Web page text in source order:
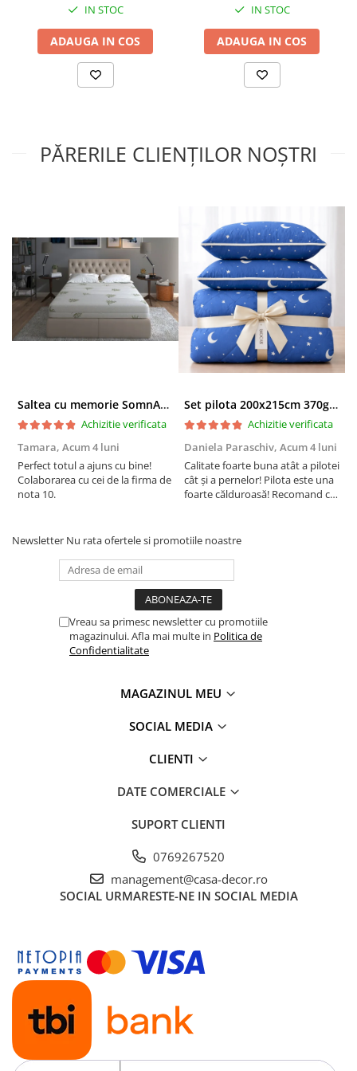
IN STOC
ADAUGA IN COS
IN STOC
ADAUGA IN COS
PĂRERILE CLIENȚILOR NOȘTRI
Saltea cu memorie SomnART XXL Memory Plus 160x190, înălțime 25cm, pentru persoane supraponderale, husă Aloe Vera detașabilă, rulată, fermitate mare
Achizitie verificata
Tamara, Acum 4 luni
Perfect totul a ajuns cu bine!
Colaborarea cu cei de la firma de
nota 10.
Set pilota 200x215cm 370g cu 2 perne 50x70,albastru- PLT36
Achizitie verificata
Daniela Paraschiv, Acum 4 luni
Calitate foarte buna atât a pilotei
cât și a pernelor! Pilota este una
foarte călduroasă! Recomand cu
Newsletter Nu rata ofertele si promotiile noastre
Vreau sa primesc newsletter cu promotiile
magazinului. Afla mai multe in Politica de
Confidentialitate
MAGAZINUL MEU
SOCIAL MEDIA
CLIENTI
DATE COMERCIALE
SUPORT CLIENTI
0769267520
management@casa-decor.ro
SOCIAL URMARESTE-NE IN SOCIAL MEDIA